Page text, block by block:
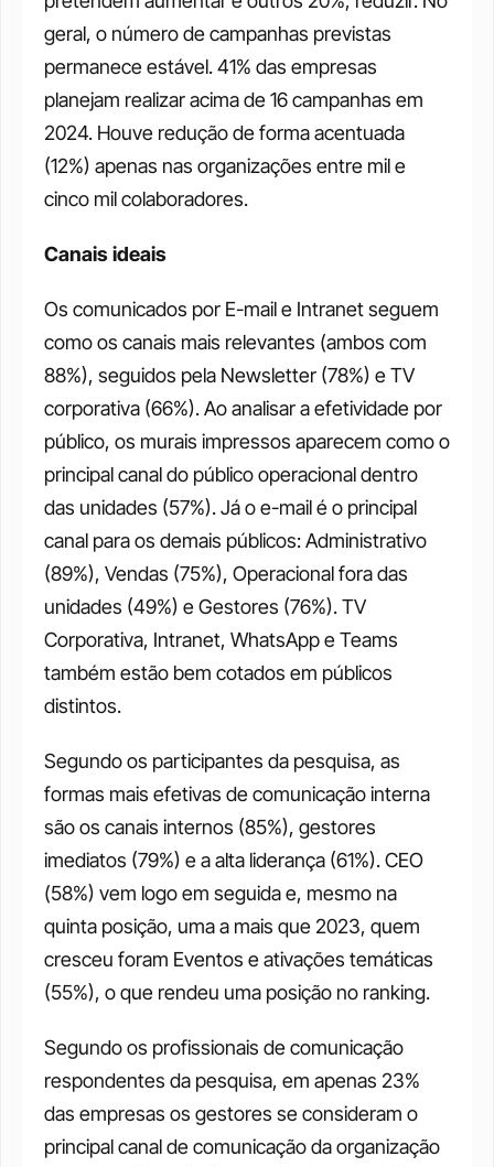
geral, o número de campanhas previstas
permanece estável. 41% das empresas
planejam realizar acima de 16 campanhas em
2024. Houve redução de forma acentuada
(12%) apenas nas organizações entre mil e
cinco mil colaboradores.
Canais ideais
Os comunicados por E-mail e Intranet seguem
como os canais mais relevantes (ambos com
88%), seguidos pela Newsletter (78%) e TV
corporativa (66%). Ao analisar a efetividade por
público, os murais impressos aparecem como o
principal canal do público operacional dentro
das unidades (57%). Já o e-mail é o principal
canal para os demais públicos: Administrativo
(89%), Vendas (75%), Operacional fora das
unidades (49%) e Gestores (76%). TV
Corporativa, Intranet, WhatsApp e Teams
também estão bem cotados em públicos
distintos.
Segundo os participantes da pesquisa, as
formas mais efetivas de comunicação interna
são os canais internos (85%), gestores
imediatos (79%) e a alta liderança (61%). CEO
(58%) vem logo em seguida e, mesmo na
quinta posição, uma a mais que 2023, quem
cresceu foram Eventos e ativações temáticas
(55%), o que rendeu uma posição no ranking.
Segundo os profissionais de comunicação
respondentes da pesquisa, em apenas 23%
das empresas os gestores se consideram o
principal canal de comunicação da organização